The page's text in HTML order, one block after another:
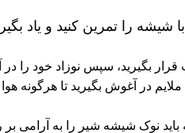
را تمرین کنید و یاد
قرار بگیرید، سپس نوزاد خود را
در آغوش بگیرید تا هرگونه هوا
نوک شیشه شیر را به آرامی بر